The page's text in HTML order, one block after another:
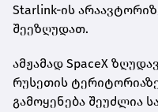
Starlink-ის
შეეზღუდათ.
ამჟამად SpaceX
რუსეთის
გამოყენება შეუძლია